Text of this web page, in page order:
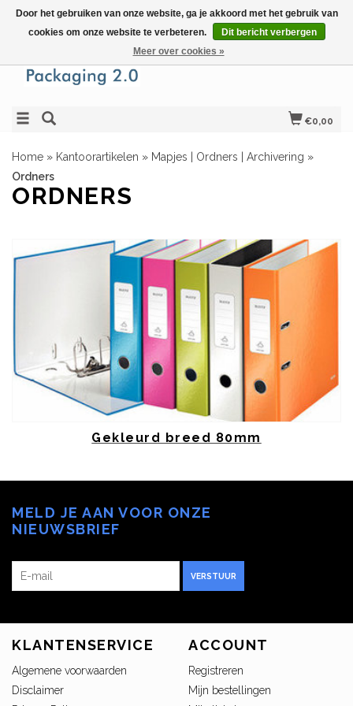
€0,00
Home » Kantoorartikelen » Mapjes | Ordners | Archivering »
Ordners
ORDNERS
Gekleurd breed 80mm
MELD JE AAN VOOR ONZE
NIEUWSBRIEF
VERSTUUR
KLANTENSERVICE
Algemene voorwaarden
Disclaimer
ACCOUNT
Registreren
Mijn bestellingen
Door het gebruiken van onze website, ga je akkoord met het gebruik van
cookies om onze website te verbeteren.
Dit bericht verbergen
Meer over cookies »